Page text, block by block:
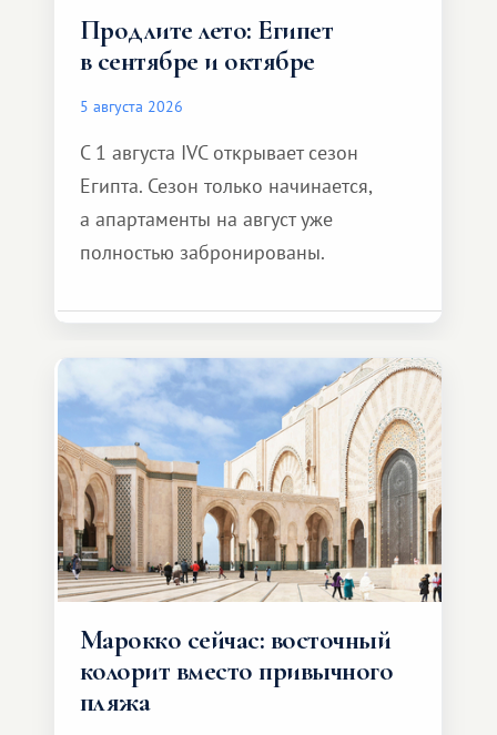
Продлите лето: Египет
в сентябре и октябре
5 августа 2026
С 1 августа IVC открывает сезон
Египта. Сезон только начинается,
а апартаменты на август уже
полностью забронированы.
Марокко сейчас: восточный
колорит вместо привычного
пляжа